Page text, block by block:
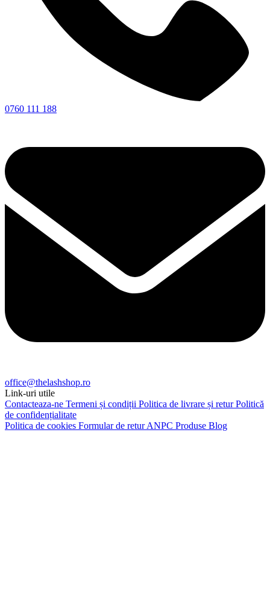
0760 111 188
office@thelashshop.ro
Link-uri utile
Contacteaza-ne Termeni și condiții Politica de livrare și returPolitică
de confidențialitate
Politica de cookies Formular de returANPC Produse Blog